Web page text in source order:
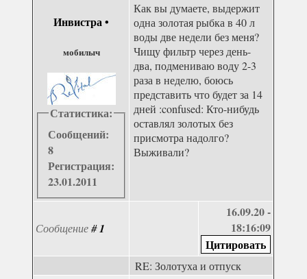
Инвистра•
мобилыч
Статистика:
Сообщений:
8
Регистрация:
23.01.2011
Как вы думаете, выдержит
одна золотая рыбка в 40 л
воды две недели без меня?
Чищу фильтр через день-
два, подмениваю воду 2-3
раза в неделю, боюсь
представить что будет за 14
дней :confused: Кто-нибудь
оставлял золотых без
присмотра надолго?
Выживали?
Сообщение#1
16.09.20 -
18:16:09
RE: Золотуха и отпуск